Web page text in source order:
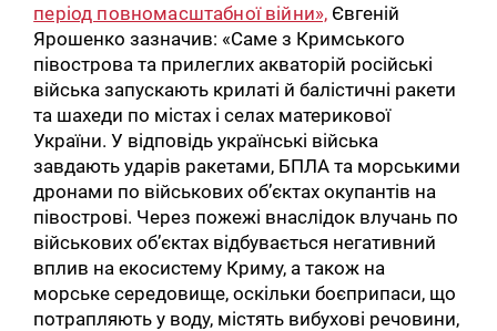
період повномасштабної війни», Євгеній
Ярошенко зазначив: «Саме з Кримського
півострова та прилеглих акваторій російські
війська запускають крилаті й балістичні ракети
та шахеди по містах і селах материкової
України. У відповідь українські війська
завдають ударів ракетами, БПЛА та морськими
дронами по військових об’єктах окупантів на
півострові. Через пожежі внаслідок влучань по
військових об’єктах відбувається негативний
вплив на екосистему Криму, а також на
морське середовище, оскільки боєприпаси, що
потрапляють у воду, містять вибухові речовини,